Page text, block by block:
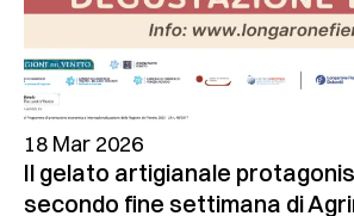
18 Mar 2026
Il gelato artigianale
secondo fine settimana di